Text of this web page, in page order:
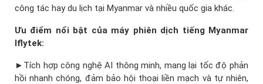
công tác hay du lịch tại Myanmar và nhiều quốc gia khác.
Ưu điểm nổi bật của máy phiên dịch tiếng Myanmar
Iflytek:
►Tích hợp công nghệ AI thông minh, mang lại tốc độ phản
hồi nhanh chóng, đảm bảo hội thoại liền mạch và tự nhiên,